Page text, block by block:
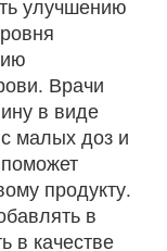
улучшению
Врачи
в виде
малых доз и
продукту.
в
в качестве